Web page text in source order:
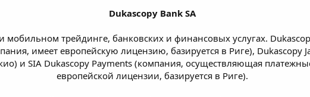
Dukascopy Bank SA
трейдинге, банковских и финансовых услугах.
имеет европейскую лицензию, базируется в Риге), Dukascopy
и SIA Dukascopy Payments (компания, осуществляющая
европейской лицензии, базируется в Риге).